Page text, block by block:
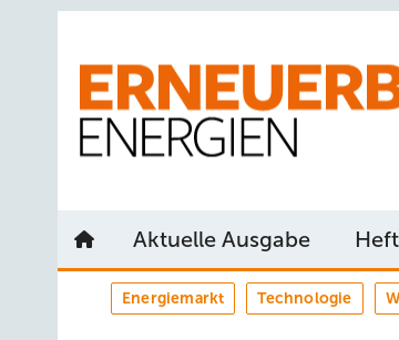
Aktuelle Ausgabe
Energiemarkt Technologie